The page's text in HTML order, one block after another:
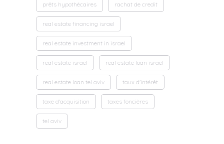
prêts hypothécaires rachat de credit
real estate financing israel
real estate investment in israel
real estate israel real estate loan israel
real estate loan tel aviv taux d'intérêt
taxe d'acquisition taxes foncières
tel aviv